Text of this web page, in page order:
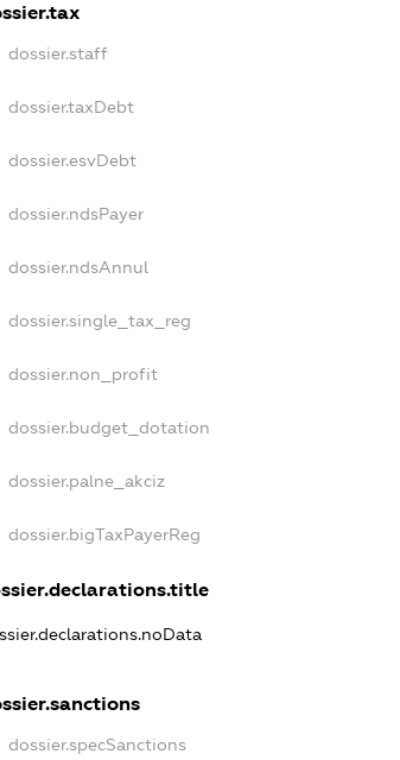
dossier.staff
dossier.taxDebt
dossier.esvDebt
dossier.ndsPayer
dossier.ndsAnnul
dossier.single_tax_reg
dossier.non_profit
dossier.budget_dotation
dossier.palne_akciz
dossier.bigTaxPayerReg
dossier.specSanctions